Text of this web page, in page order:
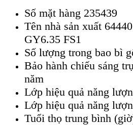
Số mặt hàng 235439
Tên nhà sản xuất
GY6.35 FS1
Số lượng trong bao bì
Bảo hành chiếu sáng
năm
Lớp hiệu quả năng
Lớp hiệu quả năng
Tuổi thọ trung bình